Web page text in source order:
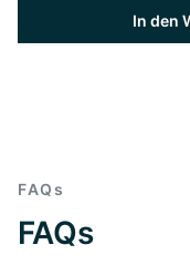
In den
FAQs
FAQs